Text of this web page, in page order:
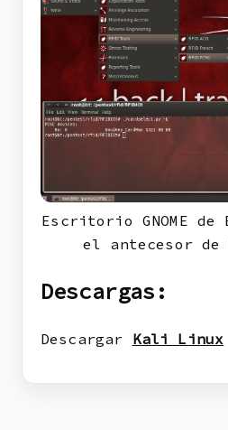
Escritorio GNOME
el antecesor
Descargas:
Descargar Kali Linux